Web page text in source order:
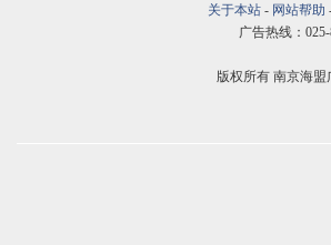
关于本站 - 网站帮助
广告热线：
版权所有 南京海盟